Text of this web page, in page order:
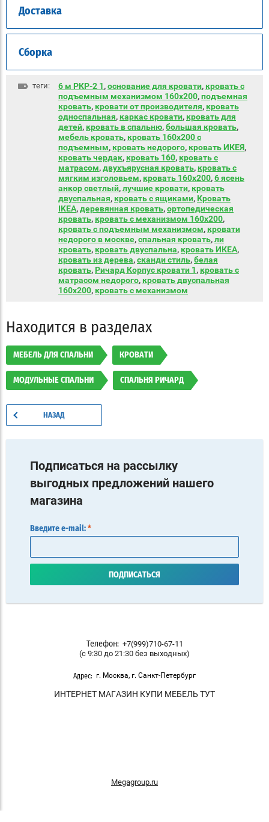
Доставка
Сборка
теги: 6 м РКР-2 1,основание для кровати, кровать с
подъемным механизмом 160х200,подъемная
кровать, кровати от производителя, кровать
односпальная, каркас кровати, кровать для
детей, кровать в спальню,большая кровать,
мебель кровать, кровать 160х200 с
подъемным, кровать недорого, кровать ИКЕЯ,
кровать чердак, кровать 160, кровать с
матрасом,двухъярусная кровать, кровать с
мягким изголовьем, кровать 160х200,6 ясень
анкор светлый,лучшие кровати, кровать
двуспальная, кровать с ящиками, Кровать
IKEA,деревянная кровать,ортопедическая
кровать, кровать с механизмом 160х200,
кровать с подъемным механизмом, кровати
недорого в москве,спальная кровать,ли
кровать, кровать двуспальна, кровать ИКЕА,
кровать из дерева,сканди стиль,белая
кровать, Ричард Корпус кровати 1, кровать с
матрасом недорого, кровать двуспальная
160х200, кровать с механизмом
Находится в разделах
МЕБЕЛЬ ДЛЯ СПАЛЬНИ КРОВАТИ
МОДУЛЬНЫЕ СПАЛЬНИ СПАЛЬНЯ РИЧАРД
НАЗАД
Подписаться на рассылку
выгодных предложений нашего
магазина
Введите e-mail: *
ПОДПИСАТЬСЯ
Телефон: +7(999)710-67-11
(с 9:30 до 21:30 без выходных)
Адрес: г. Москва, г. Санкт-Петербург
ИНТЕРНЕТ МАГАЗИН КУПИ МЕБЕЛЬ ТУТ
Megagroup.ru